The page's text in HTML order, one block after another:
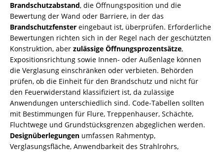
Brandschutzabstand, die Öffnungsposition und die
Bewertung der Wand oder Barriere, in der das
Brandschutzfenster eingebaut ist, überprüfen. Erforderliche
Bewertungen richten sich in der Regel nach der geschützten
Konstruktion, aber zulässige Öffnungsprozentsätze,
Expositionsrichtung sowie Innen- oder Außenlage können
die Verglasung einschränken oder verbieten. Behörden
prüfen, ob die Einheit für den Brandschutz und nicht für
den Feuerwiderstand klassifiziert ist, da zulässige
Anwendungen unterschiedlich sind. Code-Tabellen sollten
mit Bestimmungen für Flure, Treppenhauser, Schächte,
Fluchtwege und Grundstücksgrenzen abgeglichen werden.
Designüberlegungen umfassen Rahmentyp,
Verglasungsfläche, Anwendbarkeit des Strahlrohrs,